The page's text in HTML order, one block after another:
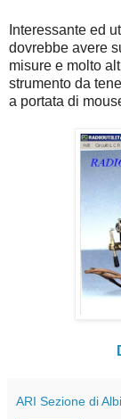
Interessante ed
dovrebbe avere
misure e molto
strumento da
a portata di
ARI Sezione di